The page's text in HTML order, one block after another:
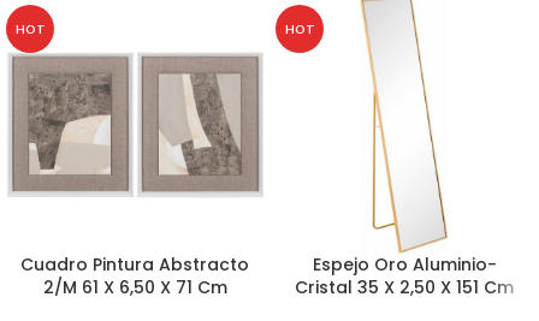
HOT
Cuadro Pintura Abstracto
2/M 61 X 6,50 X 71 Cm
HOT
Espejo Oro Aluminio-
Cristal 35 X 2,50 X 151 Cm